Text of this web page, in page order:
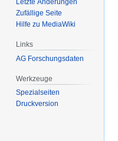
Zufällige Seite
Hilfe zu MediaWiki
Links
AG Forschungsdaten
Werkzeuge
Spezialseiten
Druckversion